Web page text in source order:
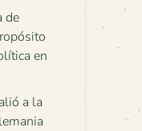
de
en
a la